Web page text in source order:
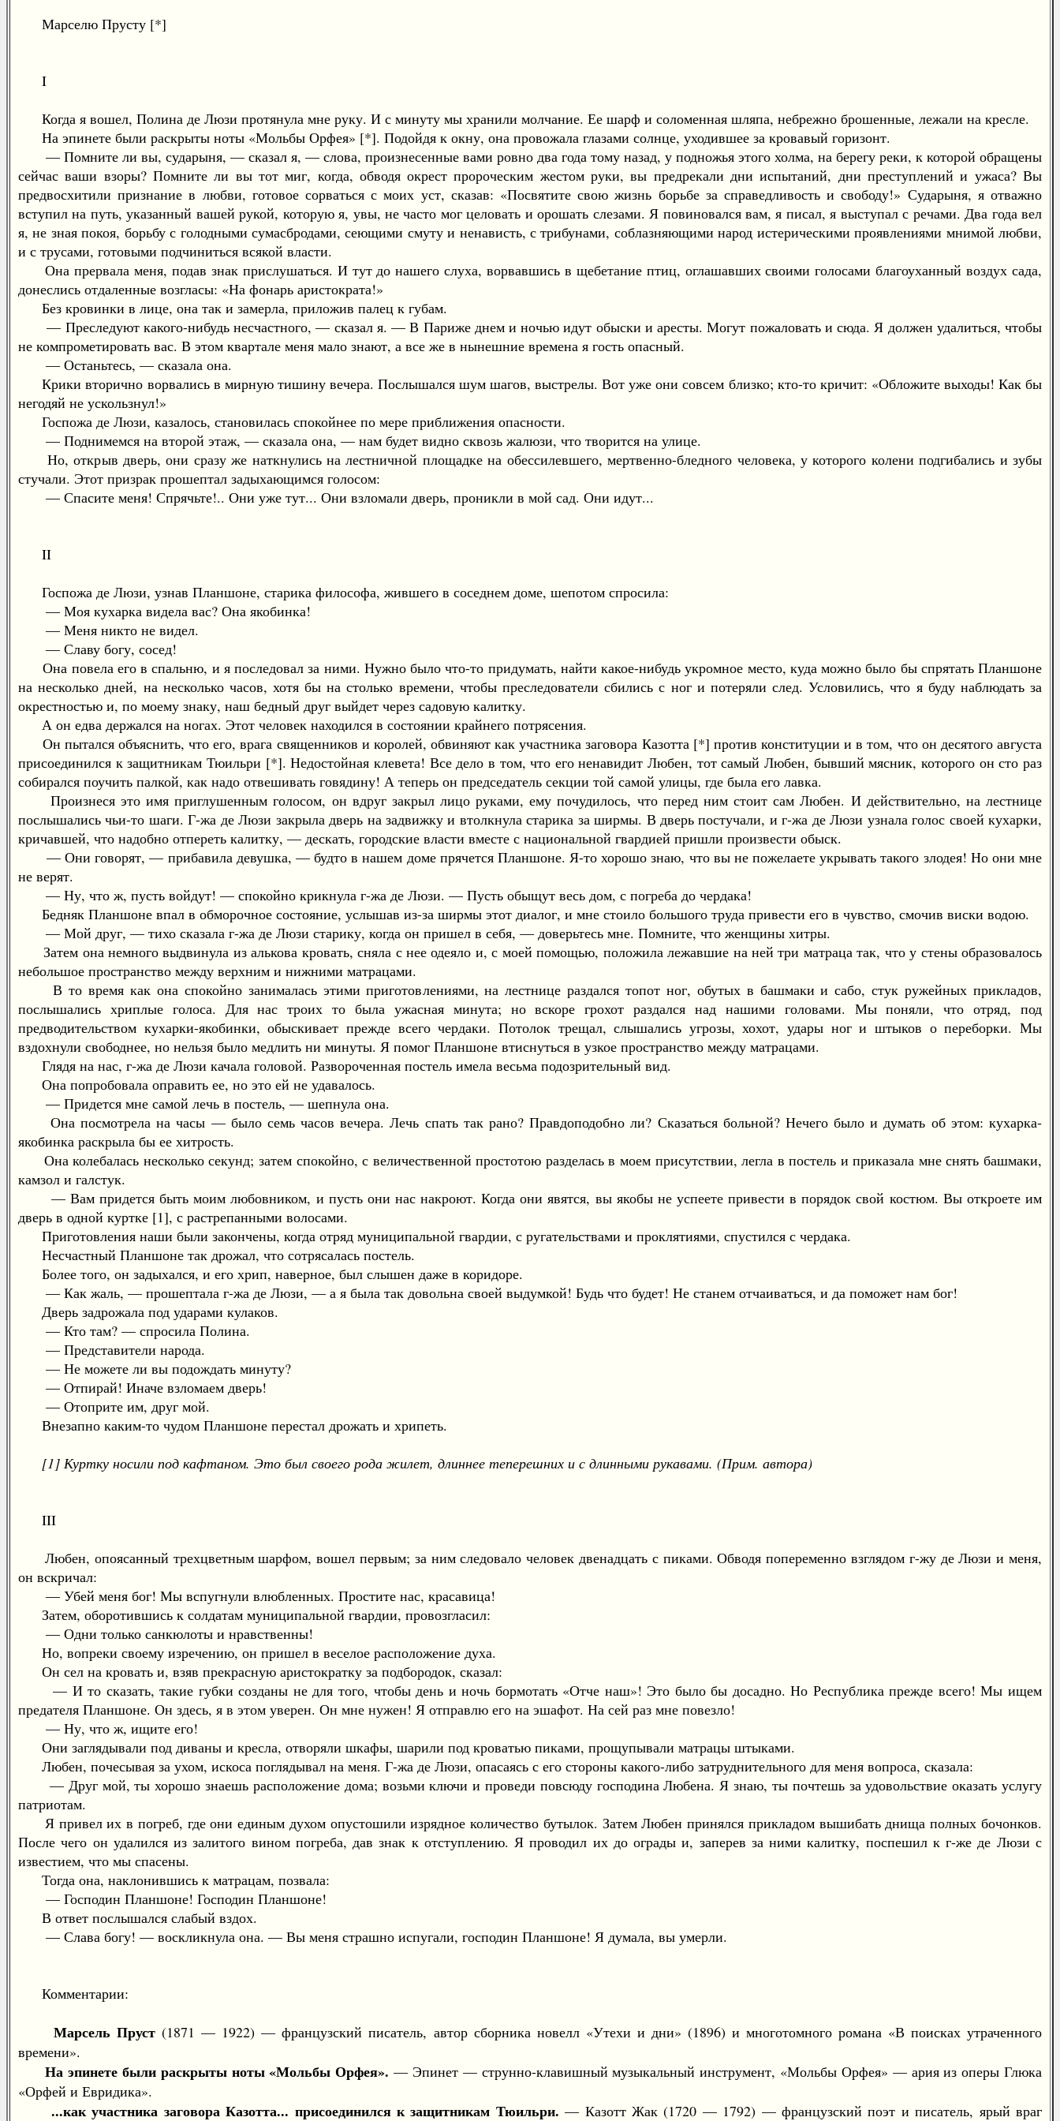
Марселю Прусту [*]
I
Когда я вошел, Полина де Люзи протянула мне руку. И с минуту мы хранили молчание. Ее шарф и соломенная шляпа, небрежно брошенные, лежали на кресле.
На эпинете были раскрыты ноты «Мольбы Орфея» [*]. Подойдя к окну, она провожала глазами солнце, уходившее за кровавый горизонт.
— Помните ли вы, сударыня, — сказал я, — слова, произнесенные вами ровно два года тому назад, у подножья этого холма, на берегу реки, к которой обращены
сейчас ваши взоры? Помните ли вы тот миг, когда, обводя окрест пророческим жестом руки, вы предрекали дни испытаний, дни преступлений и ужаса? Вы
предвосхитили признание в любви, готовое сорваться с моих уст, сказав: «Посвятите свою жизнь борьбе за справедливость и свободу!» Сударыня, я отважно
вступил на путь, указанный вашей рукой, которую я, увы, не часто мог целовать и орошать слезами. Я повиновался вам, я писал, я выступал с речами. Два года вел
я, не зная покоя, борьбу с голодными сумасбродами, сеющими смуту и ненависть, с трибунами, соблазняющими народ истерическими проявлениями мнимой любви,
и с трусами, готовыми подчиниться всякой власти.
Она прервала меня, подав знак прислушаться. И тут до нашего слуха, ворвавшись в щебетание птиц, оглашавших своими голосами благоуханный воздух сада,
донеслись отдаленные возгласы: «На фонарь аристократа!»
Без кровинки в лице, она так и замерла, приложив палец к губам.
— Преследуют какого-нибудь несчастного, — сказал я. — В Париже днем и ночью идут обыски и аресты. Могут пожаловать и сюда. Я должен удалиться, чтобы
не компрометировать вас. В этом квартале меня мало знают, а все же в нынешние времена я гость опасный.
— Останьтесь, — сказала она.
Крики вторично ворвались в мирную тишину вечера. Послышался шум шагов, выстрелы. Вот уже они совсем близко; кто-то кричит: «Обложите выходы! Как бы
негодяй не ускользнул!»
Госпожа де Люзи, казалось, становилась спокойнее по мере приближения опасности.
— Поднимемся на второй этаж, — сказала она, — нам будет видно сквозь жалюзи, что творится на улице.
Но, открыв дверь, они сразу же наткнулись на лестничной площадке на обессилевшего, мертвенно-бледного человека, у которого колени подгибались и зубы
стучали. Этот призрак прошептал задыхающимся голосом:
— Спасите меня! Спрячьте!.. Они уже тут... Они взломали дверь, проникли в мой сад. Они идут...
II
Госпожа де Люзи, узнав Планшоне, старика философа, жившего в соседнем доме, шепотом спросила:
— Моя кухарка видела вас? Она якобинка!
— Меня никто не видел.
— Славу богу, сосед!
Она повела его в спальню, и я последовал за ними. Нужно было что-то придумать, найти какое-нибудь укромное место, куда можно было бы спрятать Планшоне
на несколько дней, на несколько часов, хотя бы на столько времени, чтобы преследователи сбились с ног и потеряли след. Условились, что я буду наблюдать за
окрестностью и, по моему знаку, наш бедный друг выйдет через садовую калитку.
А он едва держался на ногах. Этот человек находился в состоянии крайнего потрясения.
Он пытался объяснить, что его, врага священников и королей, обвиняют как участника заговора Казотта [*] против конституции и в том, что он десятого августа
присоединился к защитникам Тюильри [*]. Недостойная клевета! Все дело в том, что его ненавидит Любен, тот самый Любен, бывший мясник, которого он сто раз
собирался поучить палкой, как надо отвешивать говядину! А теперь он председатель секции той самой улицы, где была его лавка.
Произнеся это имя приглушенным голосом, он вдруг закрыл лицо руками, ему почудилось, что перед ним стоит сам Любен. И действительно, на лестнице
послышались чьи-то шаги. Г-жа де Люзи закрыла дверь на задвижку и втолкнула старика за ширмы. В дверь постучали, и г-жа де Люзи узнала голос своей кухарки,
кричавшей, что надобно отпереть калитку, — дескать, городские власти вместе с национальной гвардией пришли произвести обыск.
— Они говорят, — прибавила девушка, — будто в нашем доме прячется Планшоне. Я-то хорошо знаю, что вы не пожелаете укрывать такого злодея! Но они мне
не верят.
— Ну, что ж, пусть войдут! — спокойно крикнула г-жа де Люзи. — Пусть обыщут весь дом, с погреба до чердака!
Бедняк Планшоне впал в обморочное состояние, услышав из-за ширмы этот диалог, и мне стоило большого труда привести его в чувство, смочив виски водою.
— Мой друг, — тихо сказала г-жа де Люзи старику, когда он пришел в себя, — доверьтесь мне. Помните, что женщины хитры.
Затем она немного выдвинула из алькова кровать, сняла с нее одеяло и, с моей помощью, положила лежавшие на ней три матраца так, что у стены образовалось
небольшое пространство между верхним и нижними матрацами.
В то время как она спокойно занималась этими приготовлениями, на лестнице раздался топот ног, обутых в башмаки и сабо, стук ружейных прикладов,
послышались хриплые голоса. Для нас троих то была ужасная минута; но вскоре грохот раздался над нашими головами. Мы поняли, что отряд, под
предводительством кухарки-якобинки, обыскивает прежде всего чердаки. Потолок трещал, слышались угрозы, хохот, удары ног и штыков о переборки. Мы
вздохнули свободнее, но нельзя было медлить ни минуты. Я помог Планшоне втиснуться в узкое пространство между матрацами.
Глядя на нас, г-жа де Люзи качала головой. Развороченная постель имела весьма подозрительный вид.
Она попробовала оправить ее, но это ей не удавалось.
— Придется мне самой лечь в постель, — шепнула она.
Она посмотрела на часы — было семь часов вечера. Лечь спать так рано? Правдоподобно ли? Сказаться больной? Нечего было и думать об этом: кухарка-
якобинка раскрыла бы ее хитрость.
Она колебалась несколько секунд; затем спокойно, с величественной простотою разделась в моем присутствии, легла в постель и приказала мне снять башмаки,
камзол и галстук.
— Вам придется быть моим любовником, и пусть они нас накроют. Когда они явятся, вы якобы не успеете привести в порядок свой костюм. Вы откроете им
дверь в одной куртке [1], с растрепанными волосами.
Приготовления наши были закончены, когда отряд муниципальной гвардии, с ругательствами и проклятиями, спустился с чердака.
Несчастный Планшоне так дрожал, что сотрясалась постель.
Более того, он задыхался, и его хрип, наверное, был слышен даже в коридоре.
— Как жаль, — прошептала г-жа де Люзи, — а я была так довольна своей выдумкой! Будь что будет! Не станем отчаиваться, и да поможет нам бог!
Дверь задрожала под ударами кулаков.
— Кто там? — спросила Полина.
— Представители народа.
— Не можете ли вы подождать минуту?
— Отпирай! Иначе взломаем дверь!
— Отоприте им, друг мой.
Внезапно каким-то чудом Планшоне перестал дрожать и хрипеть.
[1] Куртку носили под кафтаном. Это был своего рода жилет, длиннее теперешних и с длинными рукавами. (Прим. автора)
III
Любен, опоясанный трехцветным шарфом, вошел первым; за ним следовало человек двенадцать с пиками. Обводя попеременно взглядом г-жу де Люзи и меня,
он вскричал:
— Убей меня бог! Мы вспугнули влюбленных. Простите нас, красавица!
Затем, оборотившись к солдатам муниципальной гвардии, провозгласил:
— Одни только санкюлоты и нравственны!
Но, вопреки своему изречению, он пришел в веселое расположение духа.
Он сел на кровать и, взяв прекрасную аристократку за подбородок, сказал:
— И то сказать, такие губки созданы не для того, чтобы день и ночь бормотать «Отче наш»! Это было бы досадно. Но Республика прежде всего! Мы ищем
предателя Планшоне. Он здесь, я в этом уверен. Он мне нужен! Я отправлю его на эшафот. На сей раз мне повезло!
— Ну, что ж, ищите его!
Они заглядывали под диваны и кресла, отворяли шкафы, шарили под кроватью пиками, прощупывали матрацы штыками.
Любен, почесывая за ухом, искоса поглядывал на меня. Г-жа де Люзи, опасаясь с его стороны какого-либо затруднительного для меня вопроса, сказала:
— Друг мой, ты хорошо знаешь расположение дома; возьми ключи и проведи повсюду господина Любена. Я знаю, ты почтешь за удовольствие оказать услугу
патриотам.
Я привел их в погреб, где они единым духом опустошили изрядное количество бутылок. Затем Любен принялся прикладом вышибать днища полных бочонков.
После чего он удалился из залитого вином погреба, дав знак к отступлению. Я проводил их до ограды и, заперев за ними калитку, поспешил к г-же де Люзи с
известием, что мы спасены.
Тогда она, наклонившись к матрацам, позвала:
— Господин Планшоне! Господин Планшоне!
В ответ послышался слабый вздох.
— Слава богу! — воскликнула она. — Вы меня страшно испугали, господин Планшоне! Я думала, вы умерли.
Комментарии:
Марсель Пруст (1871 — 1922) — французский писатель, автор сборника новелл «Утехи и дни» (1896) и многотомного романа «В поисках утраченного
времени».
На эпинете были раскрыты ноты «Мольбы Орфея». — Эпинет — струнно-клавишный музыкальный инструмент, «Мольбы Орфея» — ария из оперы Глюка
«Орфей и Евридика».
...как участника заговора Казотта... присоединился к защитникам Тюильри. — Казотт Жак (1720 — 1792) — французский поэт и писатель, ярый враг